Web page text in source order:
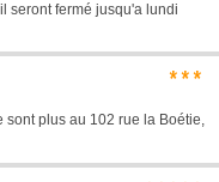
seront fermé jusqu'a lundi
***
plus au 102 rue la Boétie,